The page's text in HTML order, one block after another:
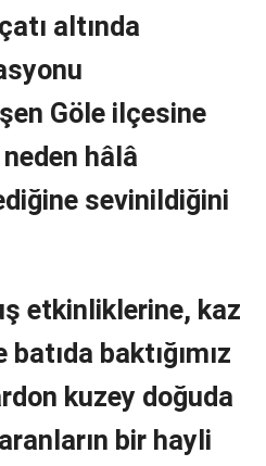
altında
Göle ilçesine
neden hâlâ
sevinildiğini
etkinliklerine, kaz
baktığımız
kuzey doğuda
bir hayli